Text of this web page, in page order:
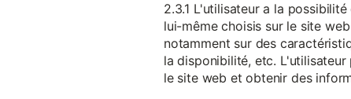
2.3.1 L'utilisateur a la
lui-même choisis sur le site
notamment sur des
la disponibilité, etc.
le site web et obtenir des